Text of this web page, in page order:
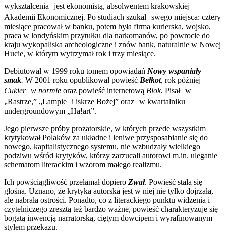
wykształcenia jest ekonomistą, absolwentem krakowskiej
Akademii Ekonomicznej. Po studiach szukał swego miejsca: cztery
miesiące pracował w banku, potem była firma kurierska, wojsko,
praca w londyńskim przytułku dla narkomanów, po powrocie do
kraju wykopaliska archeologiczne i znów bank, naturalnie w Nowej
Hucie, w którym wytrzymał rok i trzy miesiące.
Debiutował w 1999 roku tomem opowiadań Nowy wspaniały
smak. W 2001 roku opublikował powieść Bełkot, rok później
Cukier w normie oraz powieść internetową Blok. Pisał w
„Rastrze,” „Lampie i iskrze Bożej” oraz w kwartalniku
undergroundowym „Ha!art”.
Jego pierwsze próby prozatorskie, w których przede wszystkim
krytykował Polaków za układne i leniwe przysposabianie się do
nowego, kapitalistycznego systemu, nie wzbudzały wielkiego
podziwu wśród krytyków, którzy zarzucali autorowi m.in. uleganie
schematom literackim i wzorom małego realizmu.
Ich powściągliwość przełamał dopiero Zwał. Powieść stała się
głośna. Uznano, że krytyka autorska jest w niej nie tylko dojrzała,
ale nabrała ostrości. Ponadto, co z literackiego punktu widzenia i
czytelniczego zresztą też bardzo ważne, powieść charakteryzuje się
bogatą inwencją narratorską, ciętym dowcipem i wyrafinowanym
stylem przekazu.